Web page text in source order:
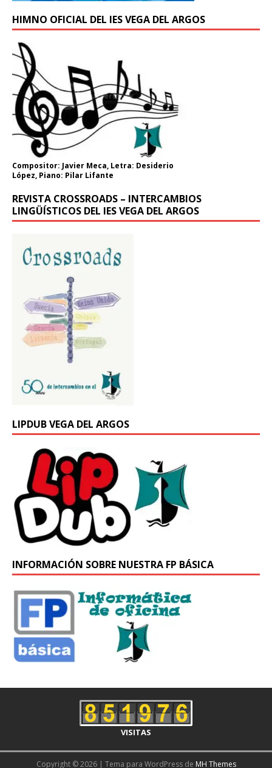
HIMNO OFICIAL DEL IES VEGA DEL ARGOS
Compositor: Javier Meca, Letra: Desiderio
López, Piano: Pilar Lifante
REVISTA CROSSROADS – INTERCAMBIOS
LINGÜÍSTICOS DEL IES VEGA DEL ARGOS
LIPDUB VEGA DEL ARGOS
INFORMACIÓN SOBRE NUESTRA FP BÁSICA
VISITAS
Copyright © 2026 | Tema para WordPress de MH Themes